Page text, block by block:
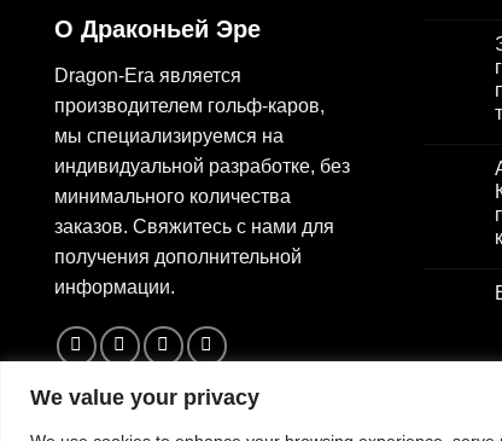
We value your privacy
О Драконьей Эре
Dragon-Era является
производителем гольф-каров,
мы специализируемся на
индивидуальной разработке, без
минимального количества
заказов. Свяжитесь с нами для
получения дополнительной
информации.